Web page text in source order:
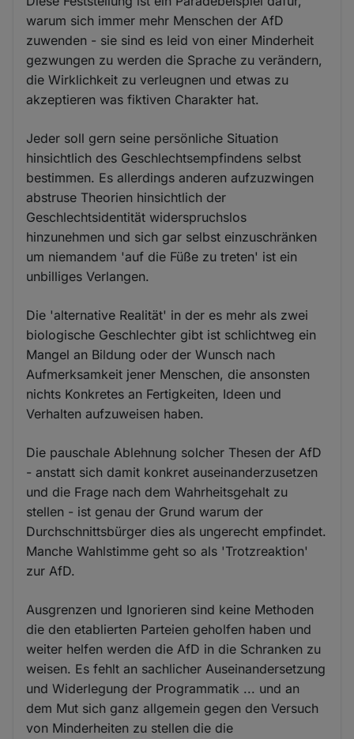
warum sich immer mehr Menschen der AfD
zuwenden - sie sind es leid von einer Minderheit
gezwungen zu werden die Sprache zu verändern,
die Wirklichkeit zu verleugnen und etwas zu
akzeptieren was fiktiven Charakter hat.
Jeder soll gern seine persönliche Situation
hinsichtlich des Geschlechtsempfindens selbst
bestimmen. Es allerdings anderen aufzuzwingen
abstruse Theorien hinsichtlich der
Geschlechtsidentität widerspruchslos
hinzunehmen und sich gar selbst einzuschränken
um niemandem 'auf die Füße zu treten' ist ein
unbilliges Verlangen.
Die 'alternative Realität' in der es mehr als zwei
biologische Geschlechter gibt ist schlichtweg ein
Mangel an Bildung oder der Wunsch nach
Aufmerksamkeit jener Menschen, die ansonsten
nichts Konkretes an Fertigkeiten, Ideen und
Verhalten aufzuweisen haben.
Die pauschale Ablehnung solcher Thesen der AfD
- anstatt sich damit konkret auseinanderzusetzen
und die Frage nach dem Wahrheitsgehalt zu
stellen - ist genau der Grund warum der
Durchschnittsbürger dies als ungerecht empfindet.
Manche Wahlstimme geht so als 'Trotzreaktion'
zur AfD.
Ausgrenzen und Ignorieren sind keine Methoden
die den etablierten Parteien geholfen haben und
weiter helfen werden die AfD in die Schranken zu
weisen. Es fehlt an sachlicher Auseinandersetzung
und Widerlegung der Programmatik ... und an
dem Mut sich ganz allgemein gegen den Versuch
von Minderheiten zu stellen die die